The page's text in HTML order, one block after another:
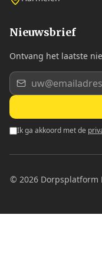
Nieuwsbrief
Ontvang het laatste
Ik ga akkoord met de
© 2026Dorpsplatform